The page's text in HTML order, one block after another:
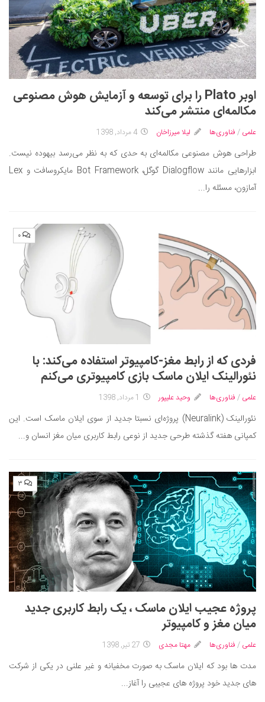
اوبر Plato را برای توسعه و آزمایش هوش مصنوعی
مکالمه‌ای منتشر می‌کند
علمی / فناوری‌ها لیلا میرزاخان 4 مرداد, 1398
طراحی هوش مصنوعی مکالمه‌ای به حدی که به نظر می‌رسد بیهوده نیست.
ابزارهایی مانند Dialogflow گوگل، Bot Framework مایکروسافت و Lex
آمازون، مسئله را...
۰
فردی که از رابط مغز-کامپیوتر استفاده می‌کند: با
نئورالینک ایلان ماسک بازی کامپیوتری می‌کنم
علمی / فناوری‌ها وحید علیپور 1 مرداد, 1398
نئورالینک (Neuralink) پروژه‌ای نسبتا جدید از سوی ایلان ماسک است. این
کمپانی هفته گذشته طرحی جدید از نوعی رابط کاربری میان مغز انسان و...
۳
پروژه عجیب ایلان ماسک ، یک رابط کاربری جدید
میان مغز و کامپیوتر
علمی / فناوری‌ها مهتا مجدی 27 تیر, 1398
مدت ها بود که ایلان ماسک به صورت مخفیانه و غیر علنی در یکی از شرکت
های جدید خود پروژه های عجیبی را آغاز...